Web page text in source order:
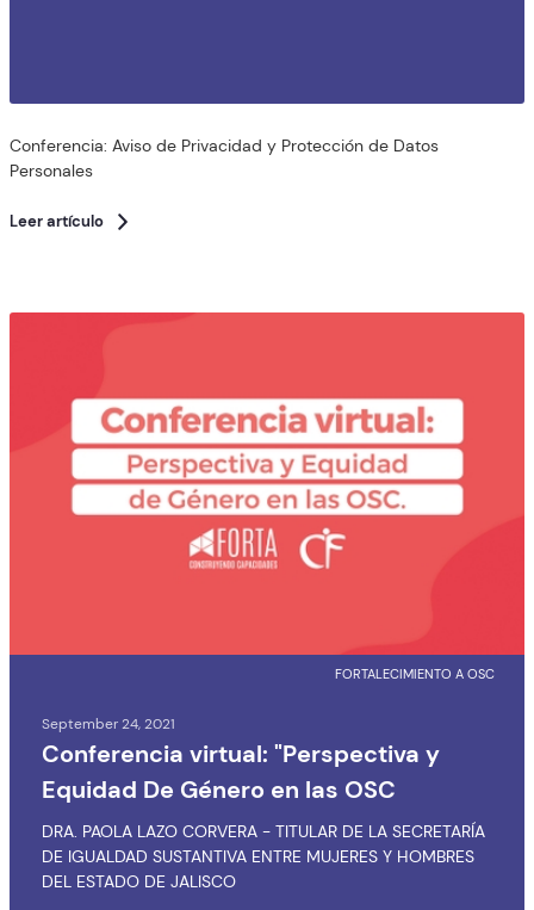
Conferencia: Aviso de Privacidad y Protección de Datos
Personales
Leer artículo
FORTALECIMIENTO A OSC
September 24, 2021
Conferencia virtual: "Perspectiva y
Equidad De Género en las OSC
DRA. PAOLA LAZO CORVERA - TITULAR DE LA SECRETARÍA
DE IGUALDAD SUSTANTIVA ENTRE MUJERES Y HOMBRES
DEL ESTADO DE JALISCO